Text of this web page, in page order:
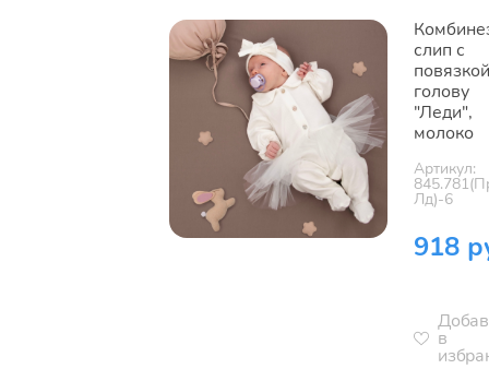
слип с
голову
"Леди",
молоко
Артикул:
Лд)-6
918
в